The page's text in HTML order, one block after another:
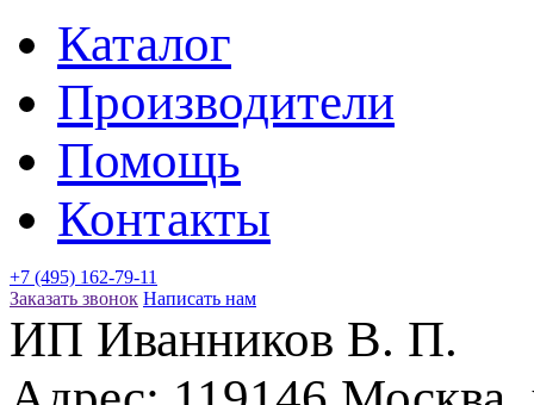
Каталог
Производители
Помощь
Контакты
+7 (495) 162-79-11
Заказать звонок Написать нам
ИП Иванников В. П.